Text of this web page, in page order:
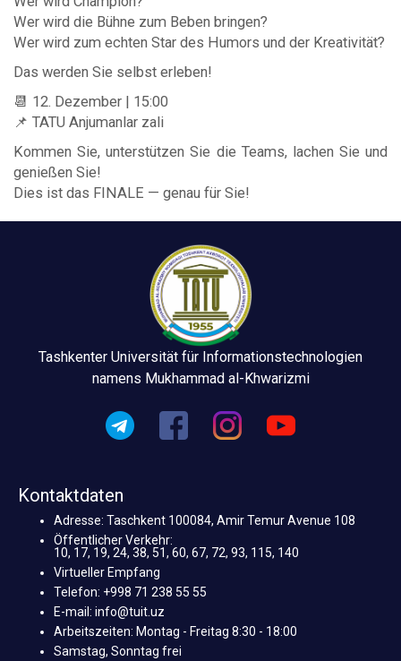
Wer wird die Bühne zum Beben bringen?
Wer wird zum echten Star des Humors und der Kreativität?
Das werden Sie selbst erleben!
📆 12. Dezember | 15:00
📌 TATU Anjumanlar zali
Kommen Sie, unterstützen Sie die Teams, lachen Sie und
genießen Sie!
Dies ist das FINALE — genau für Sie!
Tashkenter Universität für Informationstechnologien
namens Mukhammad al-Khwarizmi
Kontaktdaten
Adresse: Taschkent 100084, Amir Temur Avenue 108
Öffentlicher Verkehr:
10, 17, 19, 24, 38, 51, 60, 67, 72, 93, 115, 140
Virtueller Empfang
Telefon: +998 71 238 55 55
E-mail: info@tuit.uz
Arbeitszeiten: Montag - Freitag 8:30 - 18:00
Samstag, Sonntag frei